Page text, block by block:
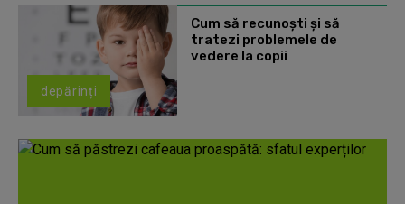
depărinți
Cum să recunoști și să
tratezi problemele de
vedere la copii